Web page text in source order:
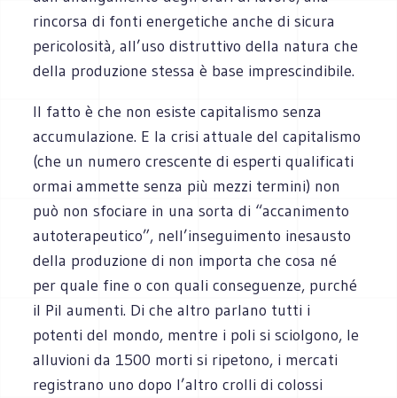
rincorsa di fonti energetiche anche di sicura
pericolosità, all’uso distruttivo della natura che
della produzione stessa è base imprescindibile.
Il fatto è che non esiste capitalismo senza
accumulazione. E la crisi attuale del capitalismo
(che un numero crescente di esperti qualificati
ormai ammette senza più mezzi termini) non
può non sfociare in una sorta di “accanimento
autoterapeutico”, nell’inseguimento inesausto
della produzione di non importa che cosa né
per quale fine o con quali conseguenze, purché
il Pil aumenti. Di che altro parlano tutti i
potenti del mondo, mentre i poli si sciolgono, le
alluvioni da 1500 morti si ripetono, i mercati
registrano uno dopo l’altro crolli di colossi